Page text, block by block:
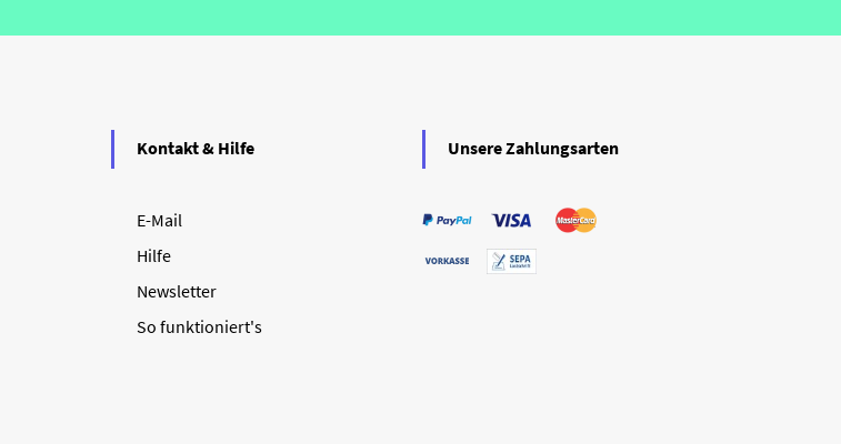
Kontakt & Hilfe
E-Mail
Hilfe
Newsletter
So funktioniert's
Unsere Zahlungsarten